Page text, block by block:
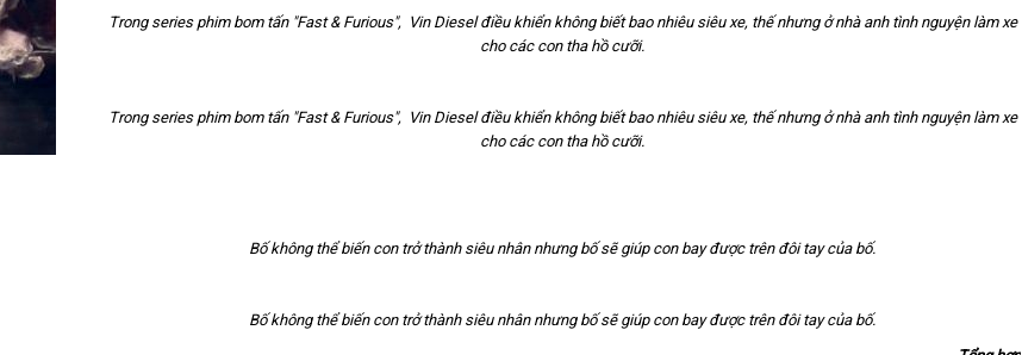
Trong series phim bom tấn "Fast & Furious", Vin Diesel điều khiển không biết bao nhiêu siêu xe, thế nhưng ở nhà anh tình nguyện làm xe
cho các con tha hồ cưỡi.
Trong series phim bom tấn "Fast & Furious", Vin Diesel điều khiển không biết bao nhiêu siêu xe, thế nhưng ở nhà anh tình nguyện làm xe
cho các con tha hồ cưỡi.
Bố không thể biến con trở thành siêu nhân nhưng bố sẽ giúp con bay được trên đôi tay của bố.
Bố không thể biến con trở thành siêu nhân nhưng bố sẽ giúp con bay được trên đôi tay của bố.